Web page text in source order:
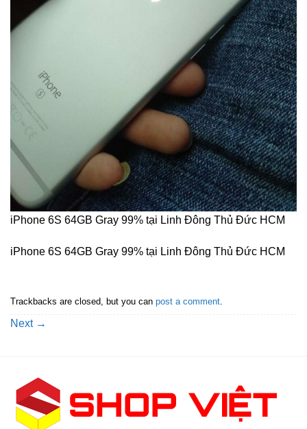
iPhone 6S 64GB Gray 99% tại Linh Đông Thủ Đức HCM
iPhone 6S 64GB Gray 99% tại Linh Đông Thủ Đức HCM
Trackbacks are closed, but you can post a comment.
Next →